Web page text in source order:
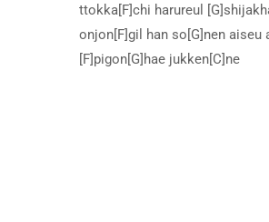
ttokka[F]chi harureul
onjon[F]gil han so[G]nen aiseu
[F]pigon[G]hae jukken[C]ne